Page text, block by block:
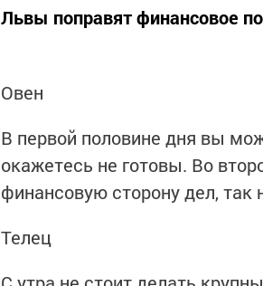
Львы поправят финансовое
Овен
В первой половине дня вы
окажетесь не готовы. Во
финансовую сторону дел, так
Телец